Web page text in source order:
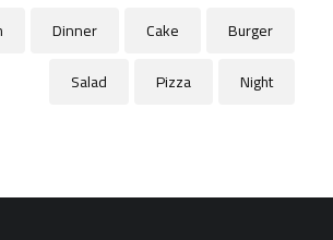
Burger
Cake
Dinner
Night
Pizza
Salad